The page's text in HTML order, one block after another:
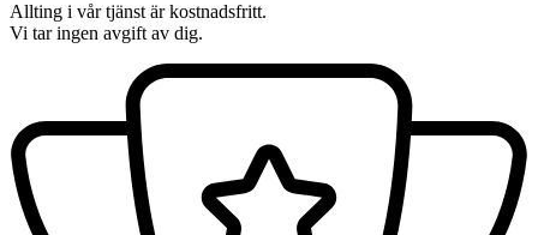
Allting i vår tjänst är kostnadsfritt.
Vi tar ingen avgift av dig.